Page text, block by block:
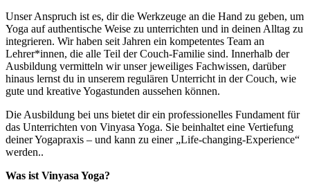
Unser Anspruch ist es, dir die Werkzeuge an die Hand zu geben, um
Yoga auf authentische Weise zu unterrichten und in deinen Alltag zu
integrieren. Wir haben seit Jahren ein kompetentes Team an
Lehrer*innen, die alle Teil der Couch-Familie sind. Innerhalb der
Ausbildung vermitteln wir unser jeweiliges Fachwissen, darüber
hinaus lernst du in unserem regulären Unterricht in der Couch, wie
gute und kreative Yogastunden aussehen können.
Die Ausbildung bei uns bietet dir ein professionelles Fundament für
das Unterrichten von Vinyasa Yoga. Sie beinhaltet eine Vertiefung
deiner Yogapraxis – und kann zu einer „Life-changing-Experience“
werden..
Was ist Vinyasa Yoga?